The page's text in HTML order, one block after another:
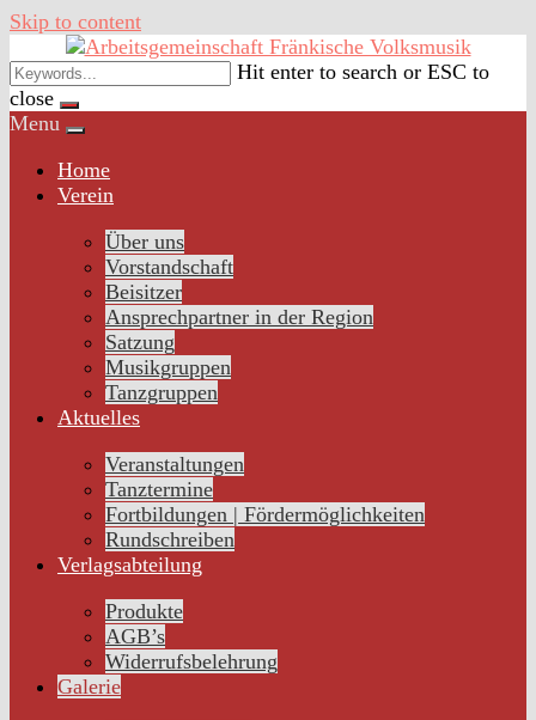
Skip to content
Hit enter to search or ESC to
close
Menu
Home
Verein
Über uns
Vorstandschaft
Beisitzer
Ansprechpartner in der Region
Satzung
Musikgruppen
Tanzgruppen
Aktuelles
Veranstaltungen
Tanztermine
Fortbildungen | Fördermöglichkeiten
Rundschreiben
Verlagsabteilung
Produkte
AGB’s
Widerrufsbelehrung
Galerie